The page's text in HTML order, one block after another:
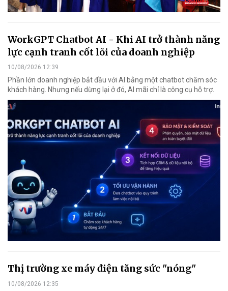
WorkGPT Chatbot AI - Khi AI trở thành năng
lực cạnh tranh cốt lõi của doanh nghiệp
10/08/2026 12:39
Phần lớn doanh nghiệp bắt đầu với AI bằng một chatbot chăm sóc
khách hàng. Nhưng nếu dừng lại ở đó, AI mãi chỉ là công cụ hỗ trợ.
Thị trường xe máy điện tăng sức "nóng"
10/08/2026 12:35